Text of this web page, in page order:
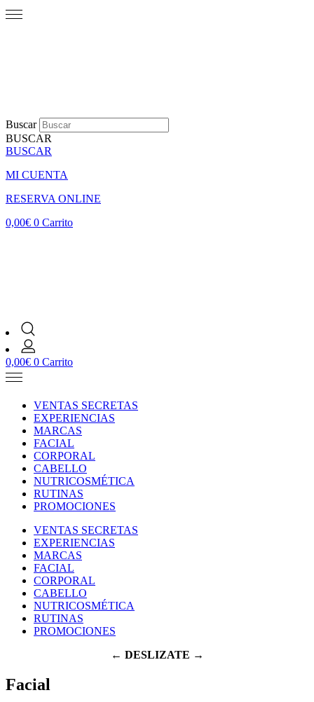
Buscar
BUSCAR
BUSCAR
MI CUENTA
RESERVA ONLINE
0,00€ 0 Carrito
0,00€ 0 Carrito
VENTAS SECRETAS
EXPERIENCIAS
MARCAS
FACIAL
CORPORAL
CABELLO
NUTRICOSMÉTICA
RUTINAS
PROMOCIONES
VENTAS SECRETAS
EXPERIENCIAS
MARCAS
FACIAL
CORPORAL
CABELLO
NUTRICOSMÉTICA
RUTINAS
PROMOCIONES
← DESLIZATE →
Facial